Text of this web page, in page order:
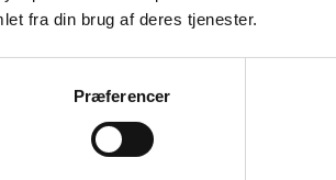
fra din brug af deres tjenester.
Præferencer